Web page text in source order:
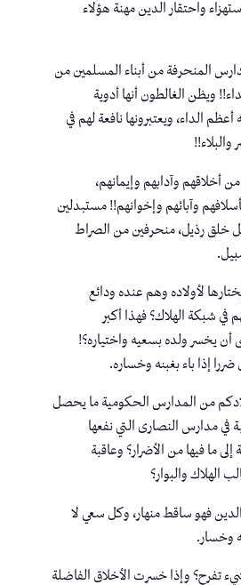
واحتقار الدين مهنة هؤلاء
المنحرفة من أبناء المسلمين من
ويظن الغالطون أنها أدوية
الداء، ويعتبرونها نافعة لهم في
أخلاقهم وآدابهم وإيمانهم،
وآبائهم وإخوانهم!! مستبدلين
خلق رذيل، منحرفين من الصراط
لأولاده وهم عنده ودائع
شبكة الهلاك؟ فهذا أكبر
يخسر ولده بسعيه واختياره؟!
إذا باء بغبنه وخساره.
من المدارس الحكومية ما يحصل
في مدارس النصارى التي نفعها
ما فيها من الأضرار؟ وعاقبة
الهلاك والبوار؟
فهو ساقط منهار، وكل سعي لا
وخسار.
تفرح؟ وإذا خسرت الأخلاق الفاضلة